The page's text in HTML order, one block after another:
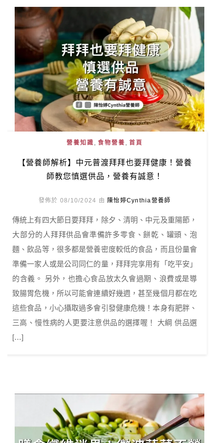
營養知識 食物營養 首頁
【營養師解析】中元普渡拜拜也要拜健康！營養
師教您慎選供品，營養有誠意！
發佈於 08/10/2024 由 陳怡婷Cynthia營養師
傳統上有四大節日要拜拜，除夕、清明、中元及重陽節，
大部分的人拜拜供品會準備許多零食、餅乾、罐頭、泡
麵、飲品等，很多都是營養密度較低的食品，而且份量會
準備一家人或是公司同仁的量，拜拜完享用有「吃平安」
的含義。 另外，也擔心食品放太久會過期、浪費或是導
致腸胃危機，所以可能會連續好幾週，甚至幾個月都在吃
這些食品，小心攝取過多會引發健康危機！本身有肥胖、
三高、慢性病的人更要注意供品的選擇喔！ 大綱 供品選
[…]